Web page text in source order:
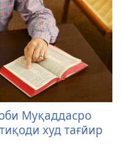
Муқаддасро
худ тағйир